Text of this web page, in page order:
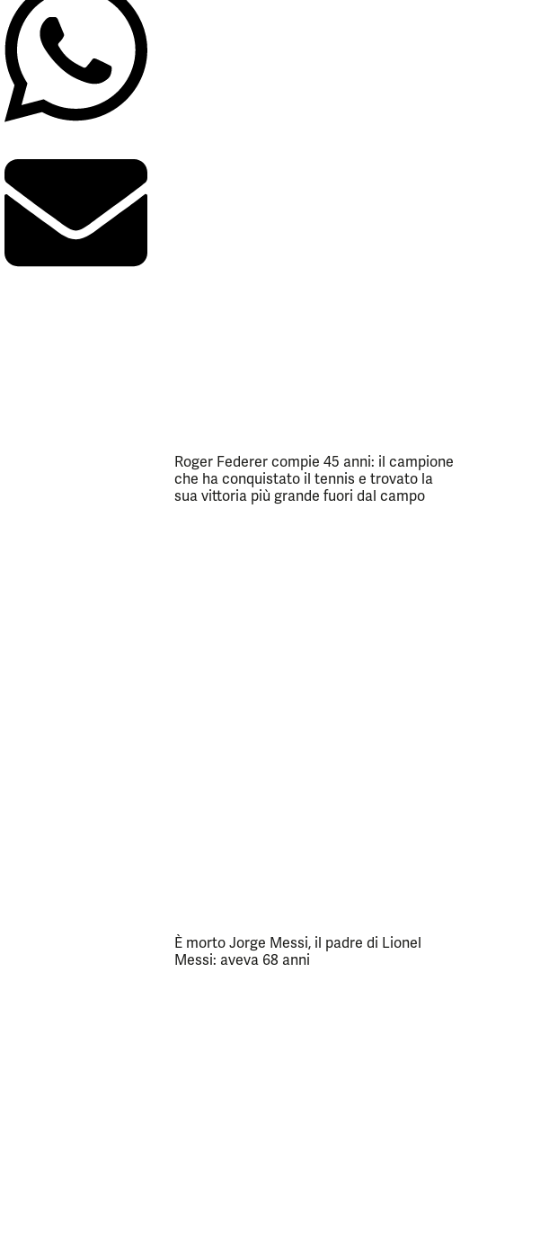
Roger Federer compie 45 anni: il campione
che ha conquistato il tennis e trovato la
sua vittoria più grande fuori dal campo
È morto Jorge Messi, il padre di Lionel
Messi: aveva 68 anni